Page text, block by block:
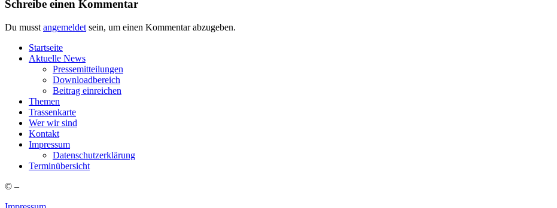
Schreibe einen Kommentar
Du musst angemeldet sein, um einen Kommentar abzugeben.
Start­sei­te
Aktu­el­le News
Pres­se­mit­tei­lun­gen
Down­load­be­reich
Bei­trag einreichen
The­men
Tras­sen­kar­te
Wer wir sind
Kon­takt
Impres­sum
Daten­schutz­er­klä­rung
Ter­min­über­sicht
© –